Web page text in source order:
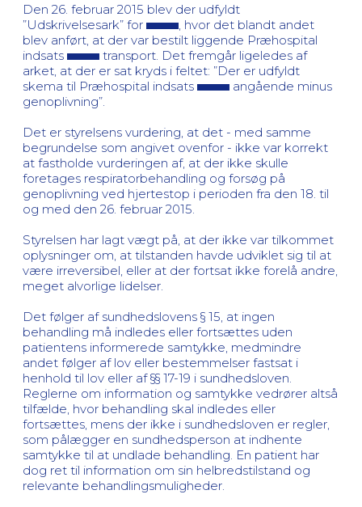
Den 26. februar 2015 blev der udfyldt
”Udskrivelsesark” for
, hvor det blandt andet
blev anført, at der var bestilt liggende Præhospital
indsats
transport. Det fremgår ligeledes af
arket, at der er sat kryds i feltet: ”Der er udfyldt
skema til Præhospital indsats
angående minus
genoplivning”.
Det er styrelsens vurdering, at det - med samme
begrundelse som angivet ovenfor - ikke var korrekt
at fastholde vurderingen af, at der ikke skulle
foretages respiratorbehandling og forsøg på
genoplivning ved hjertestop i perioden fra den 18. til
og med den 26. februar 2015.
Styrelsen har lagt vægt på, at der ikke var tilkommet
oplysninger om, at tilstanden havde udviklet sig til at
være irreversibel, eller at der fortsat ikke forelå andre,
meget alvorlige lidelser.
Det følger af sundhedslovens § 15, at ingen
behandling må indledes eller fortsættes uden
patientens informerede samtykke, medmindre
andet følger af lov eller bestemmelser fastsat i
henhold til lov eller af §§ 17-19 i sundhedsloven.
Reglerne om information og samtykke vedrører altså
tilfælde, hvor behandling skal indledes eller
fortsættes, mens der ikke i sundhedsloven er regler,
som pålægger en sundhedsperson at indhente
samtykke til at undlade behandling. En patient har
dog ret til information om sin helbredstilstand og
relevante behandlingsmuligheder.